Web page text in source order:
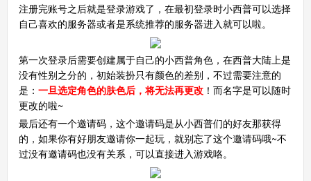
注册完账号之后就是登录游戏了，在最初登录时小西普可以选择
自己喜欢的服务器或者是系统推荐的服务器进入就可以啦。
第一次登录后需要创建属于自己的小西普角色，在西普大陆上是
没有性别之分的，初始装扮只有颜色的差别，不过需要注意的
是： 一旦选定角色的肤色后，将无法再更改！而名字是可以随时
更改的啦~
最后还有一个邀请码，这个邀请码是从小西普们的好友那获得
的，如果你有好朋友邀请你一起玩，就别忘了这个邀请码哦~不
过没有邀请码也没有关系，可以直接进入游戏咯。